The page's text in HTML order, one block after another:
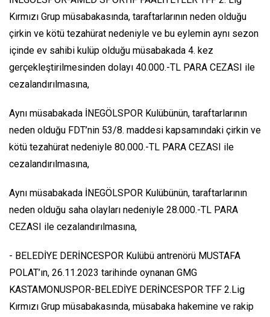
Kırmızı Grup müsabakasında, taraftarlarının neden olduğu
çirkin ve kötü tezahürat nedeniyle ve bu eylemin aynı sezon
içinde ev sahibi kulüp olduğu müsabakada 4. kez
gerçekleştirilmesinden dolayı 40.000.-TL PARA CEZASI ile
cezalandırılmasına,
Aynı müsabakada İNEGÖLSPOR Kulübünün, taraftarlarının
neden olduğu FDT’nin 53/8. maddesi kapsamındaki çirkin ve
kötü tezahürat nedeniyle 80.000.-TL PARA CEZASI ile
cezalandırılmasına,
Aynı müsabakada İNEGÖLSPOR Kulübünün, taraftarlarının
neden olduğu saha olayları nedeniyle 28.000.-TL PARA
CEZASI ile cezalandırılmasına,
- BELEDİYE DERİNCESPOR Kulübü antrenörü MUSTAFA
POLAT’ın, 26.11.2023 tarihinde oynanan GMG
KASTAMONUSPOR-BELEDİYE DERİNCESPOR TFF 2.Lig
Kırmızı Grup müsabakasında, müsabaka hakemine ve rakip